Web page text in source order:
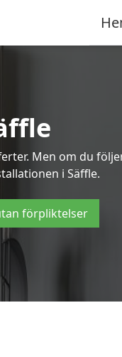
Men om du
i Säffle.
förpliktelser